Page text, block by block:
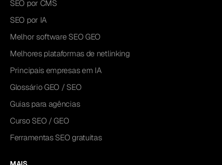
SEO por CMS
SEO por IA
Melhor software SEO GEO
Melhores plataformas de netlinking
Principais empresas em IA
Glossário GEO / SEO
Guias para agências
Curso SEO / GEO
Ferramentas SEO gratuitas